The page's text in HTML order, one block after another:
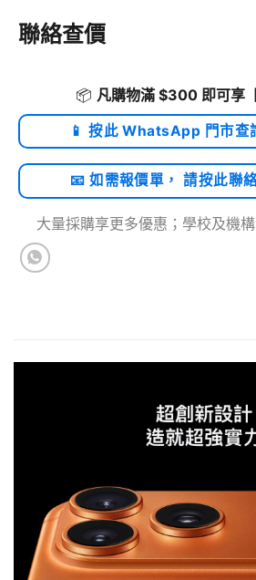
聯絡查價
📦 凡購物滿 $300 即可享
📱 按此 WhatsApp 門市查
📧 如需報價單， 請按此聯
大量採購享更多優惠；學校及機